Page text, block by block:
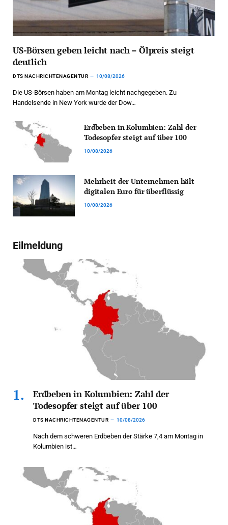
US-Börsen geben leicht nach – Ölpreis steigt
deutlich
DTS NACHRICHTENAGENTUR 10/08/2026
Die US-Börsen haben am Montag leicht nachgegeben. Zu
Handelsende in New York wurde der Dow…
Erdbeben in Kolumbien: Zahl der
Todesopfer steigt auf über 100
10/08/2026
Mehrheit der Unternehmen hält
digitalen Euro für überflüssig
10/08/2026
Eilmeldung
Erdbeben in Kolumbien: Zahl der
Todesopfer steigt auf über 100
DTS NACHRICHTENAGENTUR 10/08/2026
Nach dem schweren Erdbeben der Stärke 7,4 am Montag in
Kolumbien ist…